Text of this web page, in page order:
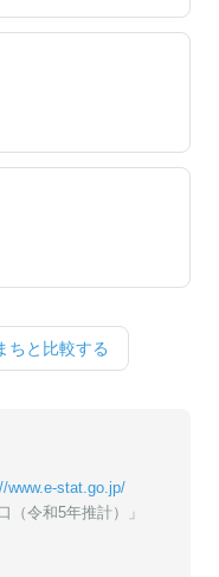
ちと比較する
www.e-stat.go.jp/
（令和5年推計）」